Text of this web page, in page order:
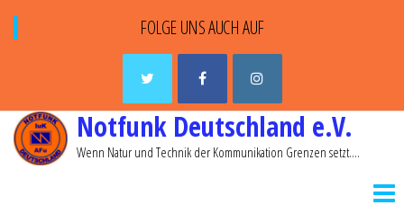
FOLGE UNS AUCH AUF
Notfunk Deutschland e.V.
Wenn Natur und Technik der Kommunikation Grenzen setzt….